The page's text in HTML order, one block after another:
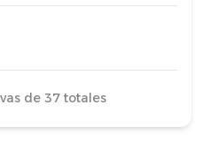
de 37 totales